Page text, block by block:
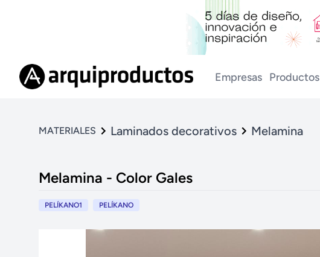
Empresas Productos
MATERIALES Laminados decorativos Melamina
Melamina - Color Gales
PELÍKANO1 PELÍKANO